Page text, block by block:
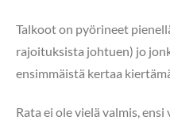
Talkoot on pyörineet
rajoituksista johtuen) jo
ensimmäistä kertaa
Rata ei ole vielä valmis,